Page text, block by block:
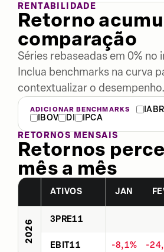
RENTABILIDADE
Retorno
comparação
Séries rebaseadas em 0% no
Inclua benchmarks na curva
contextualizar o desempenho.
ADICIONAR BENCHMARKS IABR
IBOV
DI
IPCA
RETORNOS MENSAIS
Retornos
mês a mês
ATIVOS JAN
2026 3PRE11
EBIT11 -8,1% -